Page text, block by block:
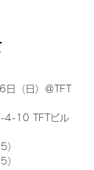
（日）＠TFT
4-10 TFTビル
）
）